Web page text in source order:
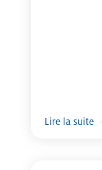
Lire la suite